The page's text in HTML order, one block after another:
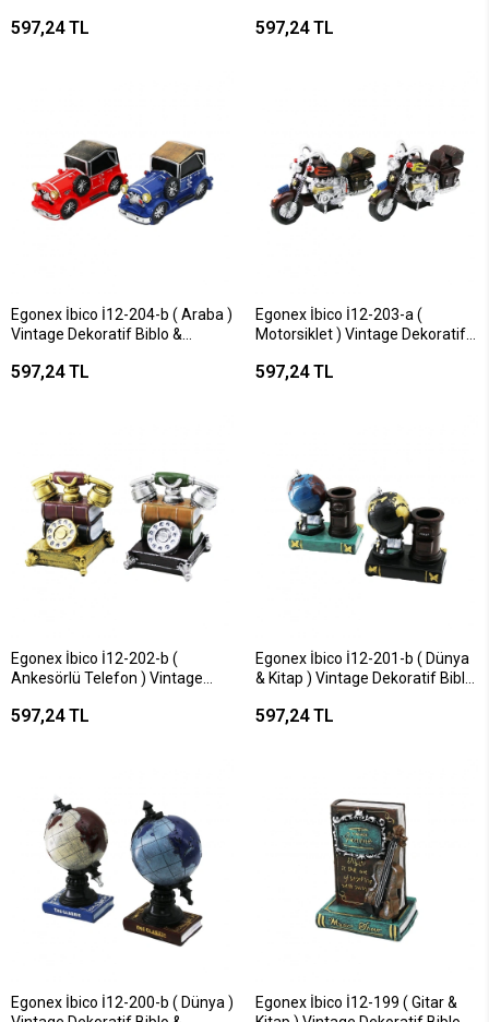
Reçine )*48
597,24 TL
17.5x6.5x11.5cm ) ( Reçine )*48
597,24 TL
Egonex İbico İ12-204-b ( Araba )
Vintage Dekoratif Biblo &
Reçine )*48
597,24 TL
Egonex İbico İ12-203-a (
Motorsiklet ) Vintage Dekoratif
Reçine )*24
597,24 TL
Egonex İbico İ12-202-b (
Ankesörlü Telefon ) Vintage
Renkli ( 15.5x15.5x10cm ) (
597,24 TL
Egonex İbico İ12-201-b ( Dünya
& Kitap ) Vintage Dekoratif Biblo
) ( Reçine )*48
597,24 TL
Egonex İbico İ12-200-b ( Dünya )
Egonex İbico İ12-199 ( Gitar &